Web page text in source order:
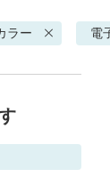
ラー 電